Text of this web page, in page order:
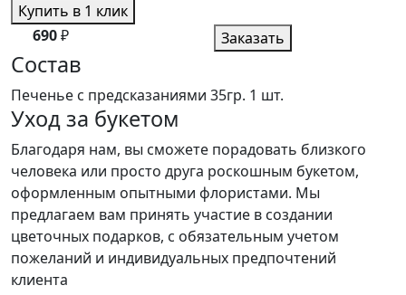
Купить в 1 клик
690₽ Заказать
Состав
Печенье с предсказаниями 35гр. 1 шт.
Уход за букетом
Благодаря нам, вы сможете порадовать близкого
человека или просто друга роскошным букетом,
оформленным опытными флористами. Мы
предлагаем вам принять участие в создании
цветочных подарков, с обязательным учетом
пожеланий и индивидуальных предпочтений
клиента